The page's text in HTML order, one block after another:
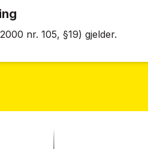
nr. 105, §19) gjelder.